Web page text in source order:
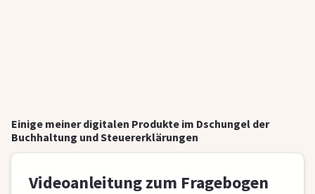
Einige meiner digitalen Produkte im Dschungel der
Buchhaltung und Steuererklärungen
Videoanleitung zum Fragebogen